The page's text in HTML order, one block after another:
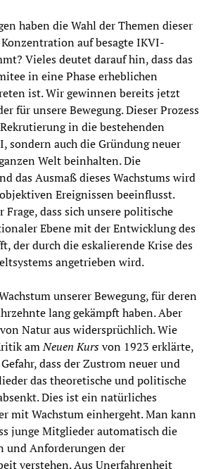
haben die Wahl der Themen dieser
auf besagte IKVI-
Vieles deutet darauf hin, dass das
in eine Phase erheblichen
ist. Wir gewinnen bereits jetzt
für unsere Bewegung. Dieser Prozess
in die bestehenden
sondern auch die Gründung neuer
Welt beinhalten. Die
das Ausmaß dieses Wachstums wird
Ereignissen beeinflusst.
Frage, dass sich unsere politische
Ebene mit der Entwicklung des
der durch die eskalierende Krise des
angetrieben wird.
unserer Bewegung, für deren
lang gekämpft haben. Aber
Natur aus widersprüchlich. Wie
amNeuen Kursvon 1923 erklärte,
dass der Zustrom neuer und
das theoretische und politische
Dies ist ein natürliches
mit Wachstum einhergeht. Man kann
junge Mitglieder automatisch die
und Anforderungen der
verstehen. Aus Unerfahrenheit